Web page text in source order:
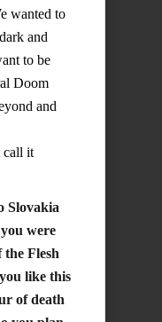
wanted to
and
to be
Doom
and
call it
Slovakia
were
the Flesh
like this
of death